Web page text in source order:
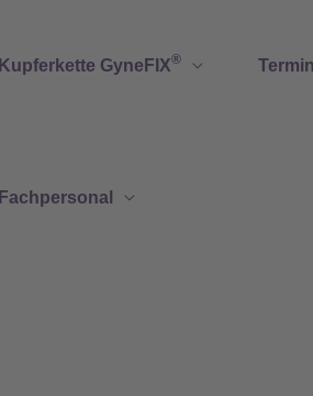
Kupferkette GyneFIX®
Fachpersonal